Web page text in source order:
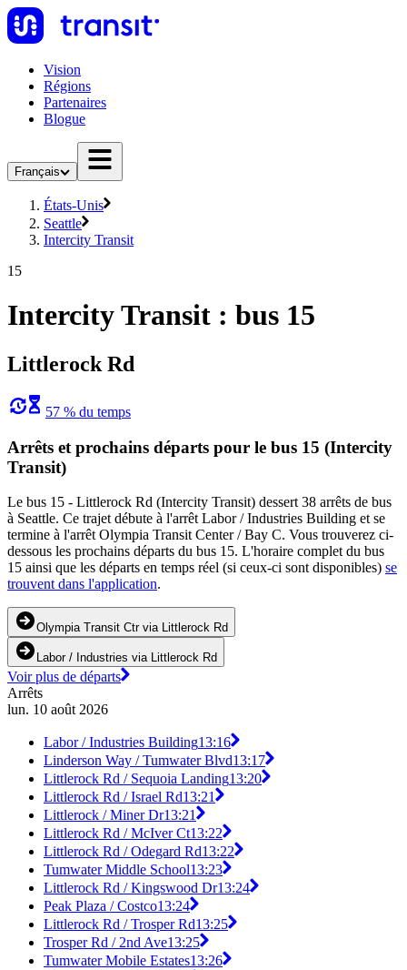
Vision
Régions
Partenaires
Blogue
Français
États-Unis
Seattle
Intercity Transit
15
Intercity Transit : bus 15
Littlerock Rd
57 % du temps
Arrêts et prochains départs pour le bus 15 (Intercity
Transit)
Le bus 15 - Littlerock Rd (Intercity Transit) dessert 38 arrêts de bus
à Seattle. Ce trajet débute à l'arrêt Labor / Industries Building et se
termine à l'arrêt Olympia Transit Center / Bay C. Vous trouverez ci-
dessous les prochains départs du bus 15. L'horaire complet du bus
15 ainsi que les départs en temps réel (si ceux-ci sont disponibles) se
trouvent dans l'application.
Olympia Transit Ctr via Littlerock Rd
Labor / Industries via Littlerock Rd
Voir plus de départs
Arrêts
lun. 10 août 2026
Labor / Industries Building13:16
Linderson Way / Tumwater Blvd13:17
Littlerock Rd / Sequoia Landing13:20
Littlerock Rd / Israel Rd13:21
Littlerock / Miner Dr13:21
Littlerock Rd / McIver Ct13:22
Littlerock Rd / Odegard Rd13:22
Tumwater Middle School13:23
Littlerock Rd / Kingswood Dr13:24
Peak Plaza / Costco13:24
Littlerock Rd / Trosper Rd13:25
Trosper Rd / 2nd Ave13:25
Tumwater Mobile Estates13:26